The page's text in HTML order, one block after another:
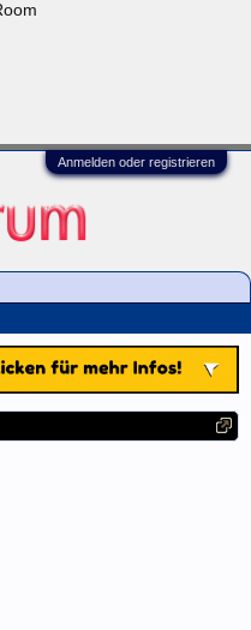
Anmelden oder registrieren